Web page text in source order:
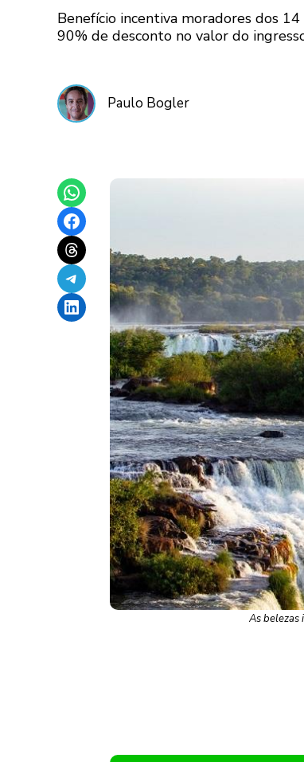
Benefício incentiva moradores dos
90% de desconto no valor do
Paulo Bogler
Share on WhatsApp
Share on Facebook
Share on Threads
Share on Telegram
Share on LinkedIn
As belezas